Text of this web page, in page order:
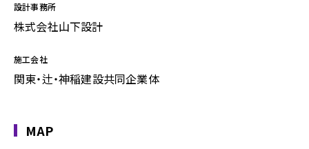
設計事務所
株式会社山下設計
施工会社
関東・辻・神稲建設共同企業体
MAP